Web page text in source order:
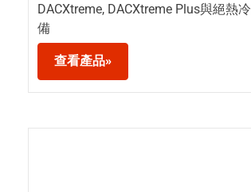
DACXtreme, DACXtreme Plus與絕熱
備
查看產品»